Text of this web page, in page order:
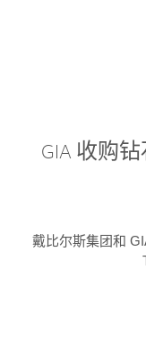
GIA 收购
戴比尔斯集团和